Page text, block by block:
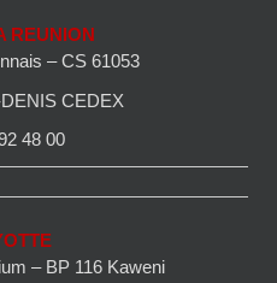
REUNION
– CS 61053
CEDEX
48 00
– BP 116 Kaweni